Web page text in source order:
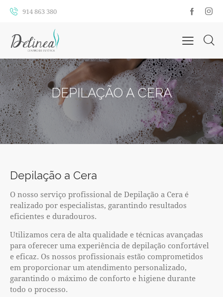
914 863 380
DEPILAÇÃO A CERA
Depilação a Cera
O nosso serviço profissional de Depilação a Cera é
realizado por especialistas, garantindo resultados
eficientes e duradouros.
Utilizamos cera de alta qualidade e técnicas avançadas
para oferecer uma experiência de depilação confortável
e eficaz. Os nossos profissionais estão comprometidos
em proporcionar um atendimento personalizado,
garantindo o máximo de conforto e higiene durante
todo o processo.